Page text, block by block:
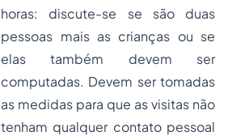
horas: discute-se se são duas
pessoas mais as crianças ou se
elas também devem ser
computadas. Devem ser tomadas
as medidas para que as visitas não
tenham qualquer contato pessoal